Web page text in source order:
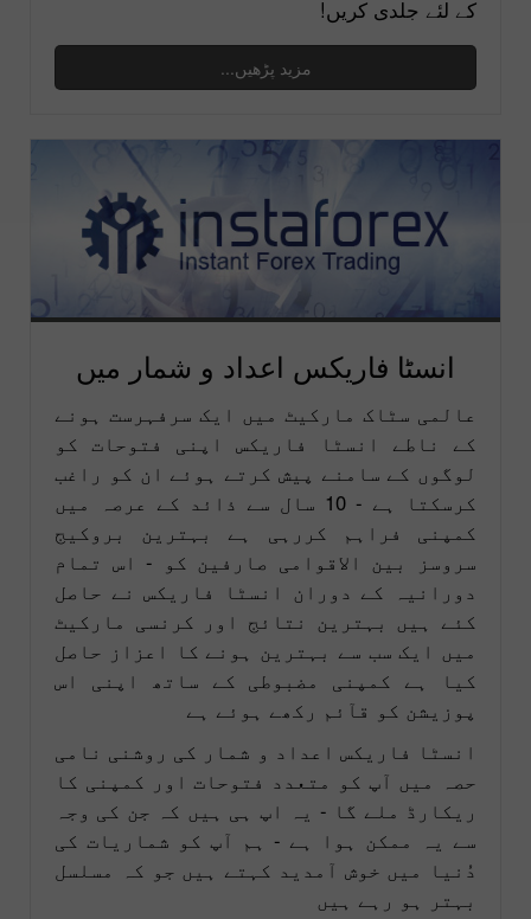
کے لئے جلدی کریں!
مزید پڑھیں...
انسٹا فاریکس اعداد و شمار میں
عالمی سٹاک مارکیٹ میں ایک سرفہرست ہونے
کے ناطے انسٹا فاریکس اپنی فتوحات کو
لوگوں کے سامنے پیش کرتے ہوئے ان کو راغب
کرسکتا ہے - 10 سال سے ذائد کے عرصہ میں
کمپنی فراہم کررہی ہے بہترین بروکیج
سروسز بین الاقوامی صارفین کو - اس تمام
دورانیہ کے دوران انسٹا فاریکس نے حاصل
کئے ہیں بہترین نتائج اور کرنسی مارکیٹ
میں ایک سب سے بہترین ہونے کا اعزاز حاصل
کیا ہے کمپنی مضبوطی کے ساتھ اپنی اس
پوزیشن کو قآئم رکھے ہوئے ہے
انسٹا فاریکس اعداد و شمار کی روشنی نامی
حصہ میں آپ کو متعدد فتوحات اور کمپنی کا
ریکارڈ ملے گا - یہ اپ ہی ہیں کہ جن کی وجہ
سے یہ ممکن ہوا ہے - ہم آپ کو شماریات کی
دُنیا میں خوش آمدید کہتے ہیں جو کہ مسلسل
بہتر ہو رہے ہیں